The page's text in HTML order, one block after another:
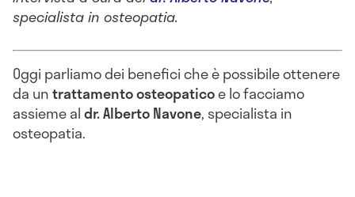
specialista in osteopatia.
Oggi parliamo dei benefici che è possibile ottenere
da untrattamento osteopaticoe lo facciamo
assieme aldr. Alberto Navone, specialista in
osteopatia.